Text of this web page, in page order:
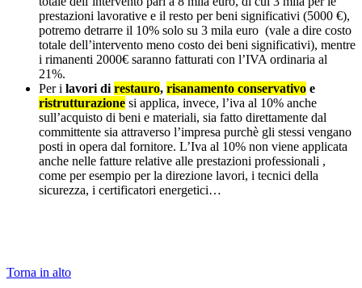
prestazioni lavorative e il resto per beni significativi (5000 €),
potremo detrarre il 10% solo su 3 mila euro (vale a dire costo
totale dell’intervento meno costo dei beni significativi), mentre
i rimanenti 2000€ saranno fatturati con l’IVA ordinaria al
21%.
Per i lavori di restauro, risanamento conservativo e
ristrutturazione si applica, invece, l’iva al 10% anche
sull’acquisto di beni e materiali, sia fatto direttamente dal
committente sia attraverso l’impresa purchè gli stessi vengano
posti in opera dal fornitore. L’Iva al 10% non viene applicata
anche nelle fatture relative alle prestazioni professionali ,
come per esempio per la direzione lavori, i tecnici della
sicurezza, i certificatori energetici…
Torna in alto